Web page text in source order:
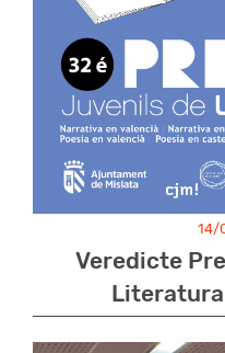
14/
Veredicte